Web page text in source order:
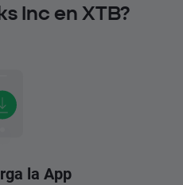
Inc en XTB?
la App